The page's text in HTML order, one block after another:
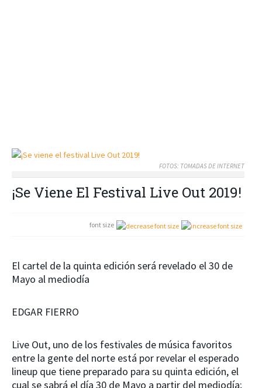
FOTOS: TOMADAS DE INTERNET
¡Se Viene El Festival Live Out 2019!
font size
El cartel de la quinta edición será revelado el 30 de
Mayo al mediodía
EDGAR FIERRO
Live Out, uno de los festivales de música favoritos
entre la gente del norte está por revelar el esperado
lineup que tiene preparado para su quinta edición, el
cual se sabrá el día 30 de Mayo a partir del mediodía;